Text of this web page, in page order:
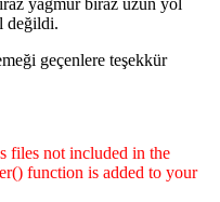
değildi.
geçenlere teşekkür
files not included in the
function is added to your